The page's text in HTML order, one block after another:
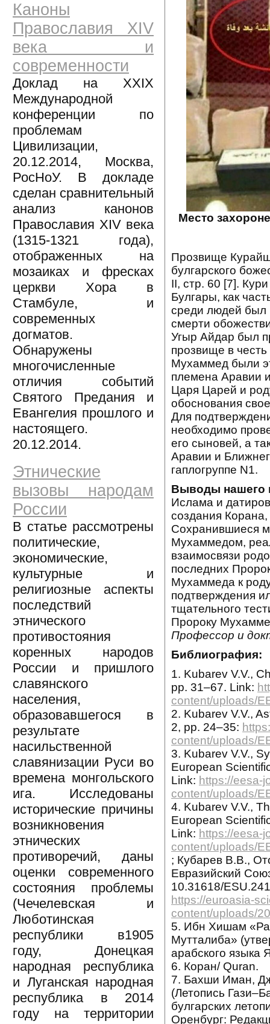
Каноны
Православия XIV
века и
современности
Доклад на XXIX
Международной
конференции по
проблемам
Цивилизации,
20.12.2014, Москва,
РосНоУ. В докладе
сделан сравнительный
анализ канонов
Православия XIV века
(1315-1321 года),
отображенных на
мозаиках и фресках
церкви Хора в
Стамбуле, и
современных
догматов.
Обнаружены
многочисленные
отличия событий
Святого Предания и
Евангелия прошлого и
настоящего.
20.12.2014.
Этнические
вызовы народам
России
В статье рассмотрены
политические,
экономические,
культурные и
религиозные аспекты
последствий
этнического
противостояния
коренных народов
России и пришлого
славянского
населения,
образовавшегося в
результате
насильственной
славянизации Руси во
времена монгольского
ига. Исследованы
исторические причины
возникновения
этнических
противоречий, даны
оценки современного
состояния проблемы
(Чечелевская и
Люботинская
республики в1905
году, Донецкая
народная республика
и Луганская народная
республика в 2014
году на территории
Место
Прозвище
булгарского
II, стр. 60 [7].
Булгары, как
среди людей был
смерти
Угыр Айдар был
прозвище в
Мухаммед были
племена Аравии
Царя Царей и
обоснования
Для
необходимо
его сыновей, а
Аравии и
гаплогруппе N1.
Выводы нашего
Ислама и
создания
Сохранившиеся
Мухаммедом,
взаимосвязи
последних
Мухаммеда к
подтверждения
тщательного
Пророку
Профессор и
Библиография:
1. Kubarev V.V.,
pp. 31–67. Link:
content/uploads/
2. Kubarev V.V.,
2, pp. 24–35:
content/uploads/
3. Kubarev V.V.,
European
Link: https://eesa-
content/uploads/
4. Kubarev V.V.,
European
Link: https://eesa-
content/uploads/
; Кубарев В.В.,
Евразийский
10.31618/
https://euroasia-
content/uploads/
5. Ибн Хишам
Мутталиба»
арабского
6. Коран/ Quran.
7. Бахши Иман,
(Летопись
булгарских
Оренбург: